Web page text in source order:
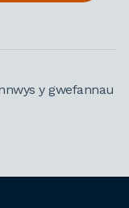
y gwefannau